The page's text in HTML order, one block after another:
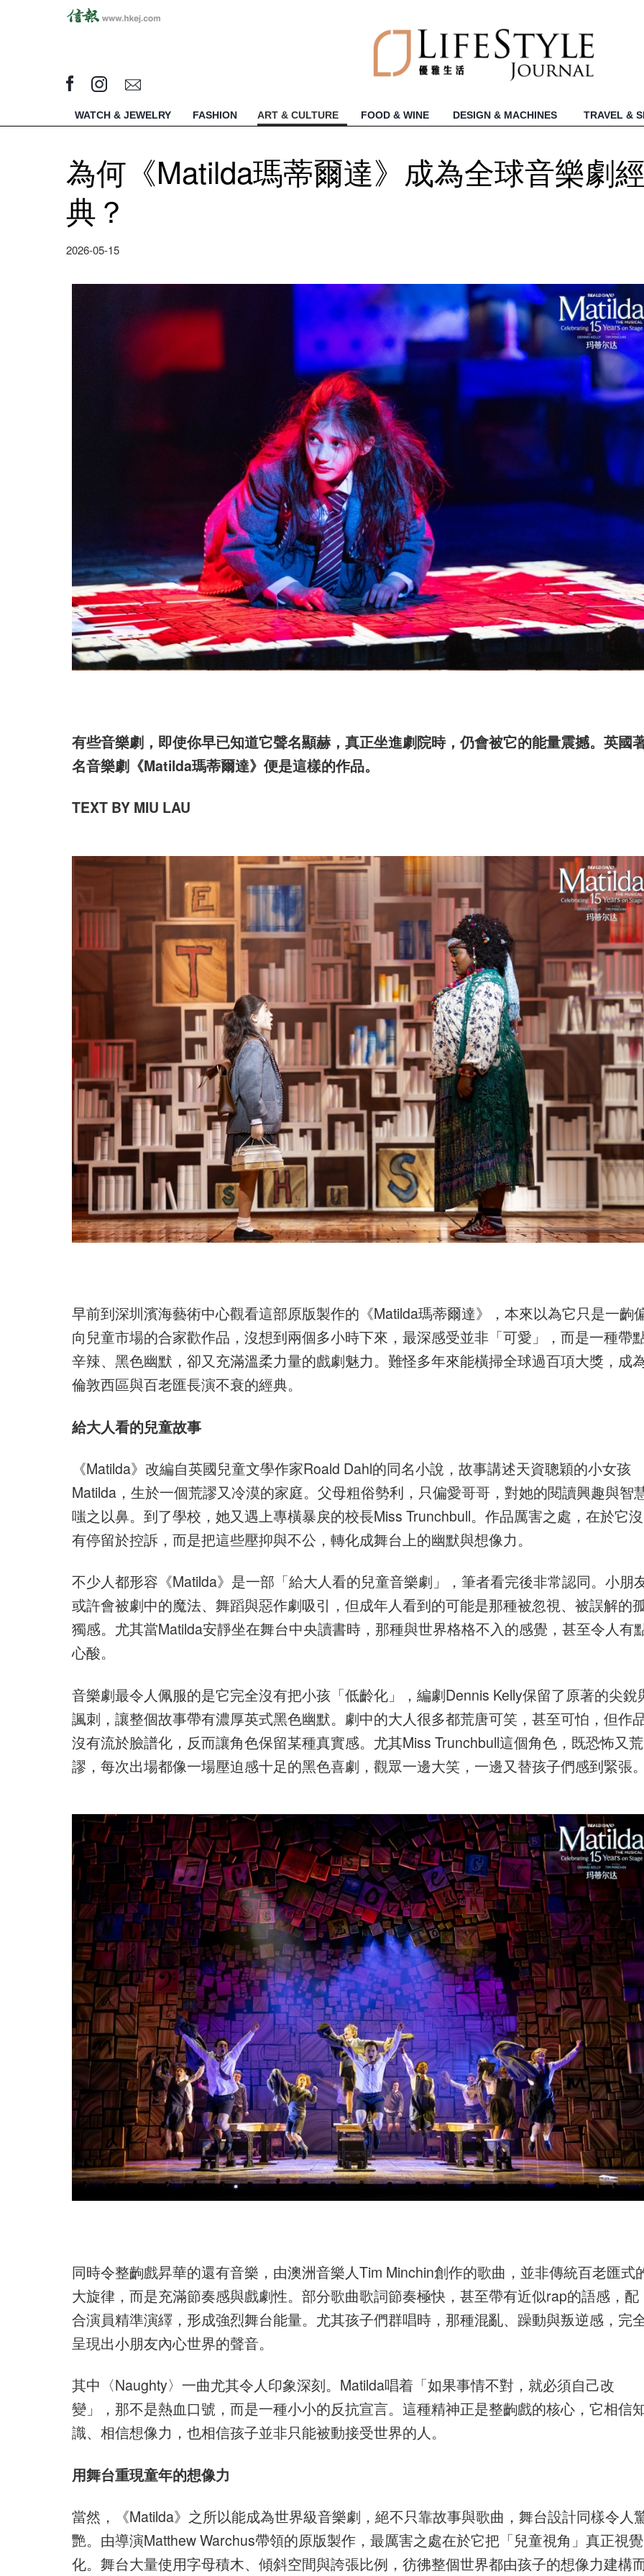
WATCH & JEWELRY FASHION ART & CULTURE FOOD & WINE DESIGN & MACHINES TRAVEL &
為何《Matilda瑪蒂爾達》成為全球音樂劇經
典？
2026-05-15
有些音樂劇，即使你早已知道它聲名顯赫，真正坐進劇院時，仍會被它的能量震撼。英國
名音樂劇《Matilda瑪蒂爾達》便是這樣的作品。
TEXT BY MIU LAU
早前到深圳濱海藝術中心觀看這部原版製作的《Matilda瑪蒂爾達》，本來以為它只是一齣
向兒童市場的合家歡作品，沒想到兩個多小時下來，最深感受並非「可愛」，而是一種帶
辛辣、黑色幽默，卻又充滿溫柔力量的戲劇魅力。難怪多年來能橫掃全球過百項大獎，成
倫敦西區與百老匯長演不衰的經典。
給大人看的兒童故事
《Matilda》改編自英國兒童文學作家Roald Dahl的同名小說，故事講述天資聰穎的小女孩
Matilda，生於一個荒謬又冷漠的家庭。父母粗俗勢利，只偏愛哥哥，對她的閱讀興趣與智
嗤之以鼻。到了學校，她又遇上專橫暴戾的校長Miss Trunchbull。作品厲害之處，在於它沒
有停留於控訴，而是把這些壓抑與不公，轉化成舞台上的幽默與想像力。
不少人都形容《Matilda》是一部「給大人看的兒童音樂劇」，筆者看完後非常認同。小朋
或許會被劇中的魔法、舞蹈與惡作劇吸引，但成年人看到的可能是那種被忽視、被誤解的
獨感。尤其當Matilda安靜坐在舞台中央讀書時，那種與世界格格不入的感覺，甚至令人有
心酸。
音樂劇最令人佩服的是它完全沒有把小孩「低齡化」，編劇Dennis Kelly保留了原著的尖銳
諷刺，讓整個故事帶有濃厚英式黑色幽默。劇中的大人很多都荒唐可笑，甚至可怕，但作
沒有流於臉譜化，反而讓角色保留某種真實感。尤其Miss Trunchbull這個角色，既恐怖又荒
謬，每次出場都像一場壓迫感十足的黑色喜劇，觀眾一邊大笑，一邊又替孩子們感到緊張。
同時令整齣戲昇華的還有音樂，由澳洲音樂人Tim Minchin創作的歌曲，並非傳統百老匯式
大旋律，而是充滿節奏感與戲劇性。部分歌曲歌詞節奏極快，甚至帶有近似rap的語感，配
合演員精準演繹，形成強烈舞台能量。尤其孩子們群唱時，那種混亂、躁動與叛逆感，完
呈現出小朋友內心世界的聲音。
其中〈Naughty〉一曲尤其令人印象深刻。Matilda唱着「如果事情不對，就必須自己改
變」，那不是熱血口號，而是一種小小的反抗宣言。這種精神正是整齣戲的核心，它相信
識、相信想像力，也相信孩子並非只能被動接受世界的人。
用舞台重現童年的想像力
當然，《Matilda》之所以能成為世界級音樂劇，絕不只靠故事與歌曲，舞台設計同樣令人
艷。由導演Matthew Warchus帶領的原版製作，最厲害之處在於它把「兒童視角」真正視覺
化。舞台大量使用字母積木、傾斜空間與誇張比例，彷彿整個世界都由孩子的想像力建構